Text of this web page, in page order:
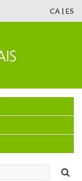
CA | ES